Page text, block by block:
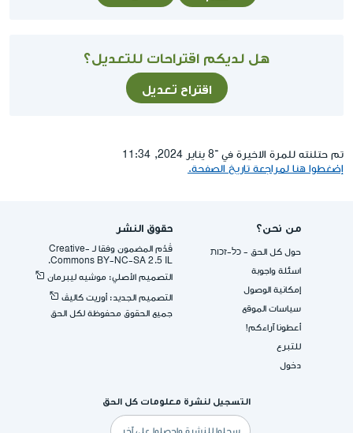
هل لديكم اقتراحات للتعديل؟
اقتراح تعديل
تم حتلنته للمرة الاخيرة في ־8 يناير 2024, 11:34
إضغطوا هنا لمراجعة تاريخ الصفحة.
من نحن؟
حول كل الحق - כל-זכות
اسئلة واجوبة
إمكانية الوصول
سياسات الموقع
أعطونا آراءكم!
للتبرع
دخول
حقوق النشر
قُدِّم المضمون وفقا لـ -Creative
Commons BY-NC-SA 2.5 IL.
التصميم الأصلي: موشيه ليبرمان
التصميم الجديد: أوريت كاليڤ
جميع الحقوق محفوظة لكل الحق
التسجيل لنشرة معلومات كل الحق
البريد